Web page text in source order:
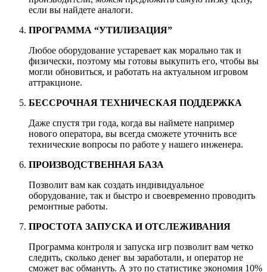
если вы найдете аналоги.
ПРОГРАММА “УТИЛИЗАЦИЯ”
Любое оборудование устаревает как морально так и
физически, поэтому мы готовы выкупить его, чтобы вы
могли обновиться, и работать на актуальном игровом
аттракционе.
БЕССРОЧНАЯ ТЕХНИЧЕСКАЯ ПОДДЕРЖКА
Даже спустя три года, когда вы наймете например
нового оператора, вы всегда сможете уточнить все
технические вопросы по работе у нашего инженера.
ПРОИЗВОДСТВЕННАЯ БАЗА
Позволит вам как создать индивидуальное
оборудование, так и быстро и своевременно проводить
ремонтные работы.
ПРОСТОТА ЗАПУСКА И ОТСЛЕЖИВАНИЯ
Программа контроля и запуска игр позволит вам четко
следить, сколько денег вы заработали, и оператор не
сможет вас обмануть. А это по статистике экономия 10%